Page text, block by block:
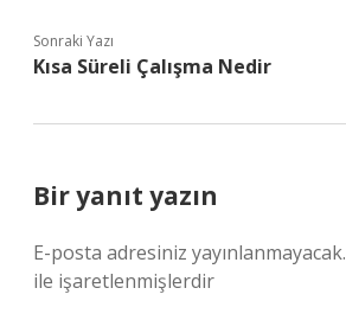
Sonraki Yazı
Kısa Süreli Çalışma Nedir
Bir yanıt yazın
E-posta adresiniz yayınlanmayacak.
ile işaretlenmişlerdir